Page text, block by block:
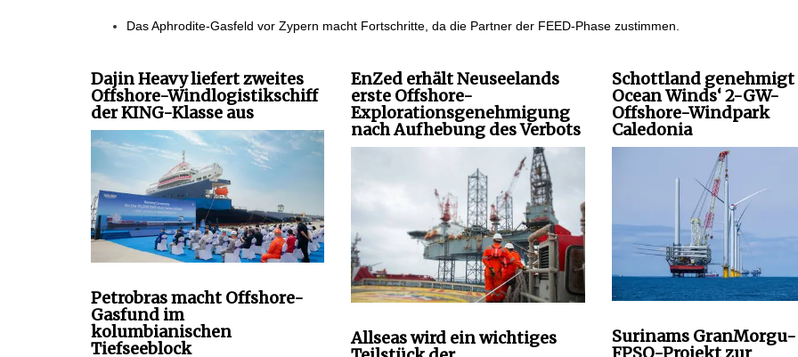
Das Aphrodite-Gasfeld vor Zypern macht Fortschritte, da die Partner der FEED-Phase zustimmen.
Dajin Heavy liefert zweites
Offshore-Windlogistikschiff
der KING-Klasse aus
Petrobras macht Offshore-
Gasfund im
kolumbianischen
Tiefseeblock
EnZed erhält Neuseelands
erste Offshore-
Explorationsgenehmigung
nach Aufhebung des Verbots
Allseas wird ein wichtiges
Schottland genehmigt
Ocean Winds‘ 2-GW-
Offshore-Windpark
Caledonia
Surinams GranMorgu-